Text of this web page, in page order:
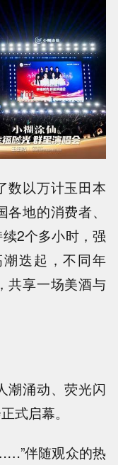
数以万计玉田本
地的消费者、
2个多小时，强
迭起，不同年
共享一场美酒与
潮涌动、荧光闪
式启幕。
伴随观众的热